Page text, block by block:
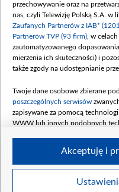
Dofinansowanie
Data podpisania
(wpłata grudzień
Dofinansowanie
Data podpisania
kwiecień 180
czerwca 90 mln)
Dofinansowanie
4 sierpnia 250 mln
przechowywanie oraz na
nas, czyli Telewizję Polską S.A. w
Zaufanych Partnerów z IAB*
Partnerów TVP (93 firm) , w
zautomatyzowanego
mierzenia ich skuteczności) i
także zgody na udostępnianie
Twoje dane osobowe zbierane
poszczególnych serwisów
zapisywane za pomocą
WWW lub innych podobnych
Twoje dane osobowe zbierane
Akceptuję i